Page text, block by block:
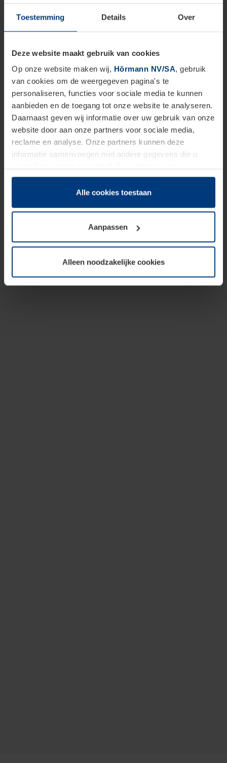
Toestemming Details Over
Deze website maakt gebruik van cookies
Op onze website maken wij, Hörmann NV/SA, gebruik
van cookies om de weergegeven pagina's te
personaliseren, functies voor sociale media te kunnen
aanbieden en de toegang tot onze website te analyseren.
Daarnaast geven wij informatie over uw gebruik van onze
website door aan onze partners voor sociale media,
reclame en analyse. Onze partners kunnen deze
informatie samenvoegen met andere gegevens die u
hun diensten hebben verzameld.
Juridisch hebben wij het recht om cookies op uw
van deze pagina's absoluut vereist is. Voor alle andere
soorten cookies is uw toestemming benodigd. Uw
toestemming kunt u op elk moment bij de uitleg van de
wijzigen of herroepen.
Alle cookies toestaan
Aanpassen
Alleen noodzakelijke cookies